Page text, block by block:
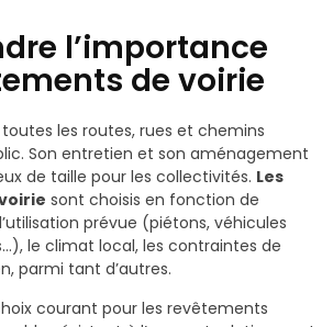
l’importance
de voirie
les routes, rues et chemins
Son entretien et son aménagement
de taille pour les collectivités. Les
sont choisis en fonction de
prévue (piétons, véhicules
le climat local, les contraintes de
parmi tant d’autres.
courant pour les revêtements